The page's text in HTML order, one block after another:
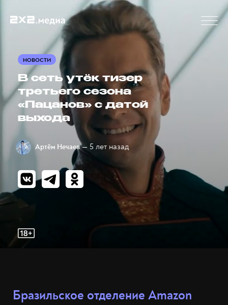
НОВОСТИ
В сеть утёк тизер
третьего сезона
«Пацанов» с датой
выхода
Артём Нечаев — 5 лет назад
Бразильское отделение Amazon